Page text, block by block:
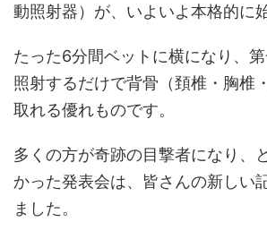
動照射器）が、いよいよ本格的に
たった6分間ベットに横になり、
照射するだけで背骨（頚椎・胸椎
取れる優れものです。
多くの方が奇跡の目撃者になり、
かった発表会は、皆さんの新しい
ました。